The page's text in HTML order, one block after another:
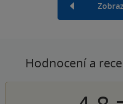
Hodnocení a